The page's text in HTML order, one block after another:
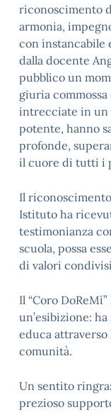
riconoscimento
armonia,
con instancabile
dalla docente
pubblico un
giuria
intrecciate in un
potente, hanno
profonde,
il cuore di tutti i
Il
Istituto ha
testimonianza
scuola, possa
di valori
Il “Coro
un’esibizione:
educa attraverso
comunità.
Un sentito
prezioso